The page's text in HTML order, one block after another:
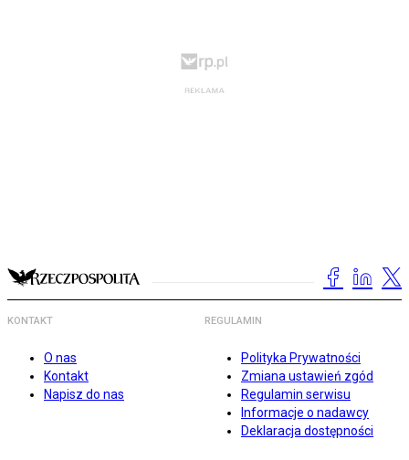
KONTAKT
O nas
Kontakt
Napisz do nas
REGULAMIN
Polityka Prywatności
Zmiana ustawień zgód
Regulamin serwisu
Informacje o nadawcy
Deklaracja dostępności